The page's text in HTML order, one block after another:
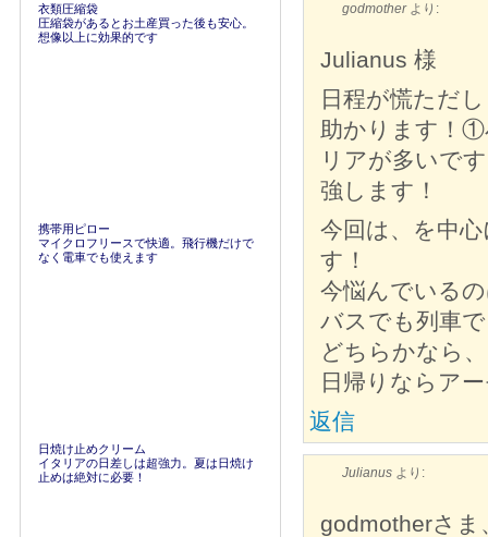
godmother より:
Julianus 様
日程が慌ただ
助かります！①
リアが多いで
強します！
今回は、を中
す！
今悩んでいる
バスでも列車
どちらかなら
日帰りならア
返信
Julianus より:
godmotherさま
衣類圧縮袋
圧縮袋があるとお土産買った後も安心。
想像以上に効果的です
携帯用ピロー
マイクロフリースで快適。飛行機だけで
なく電車でも使えます
日焼け止めクリーム
イタリアの日差しは超強力。夏は日焼け
止めは絶対に必要！